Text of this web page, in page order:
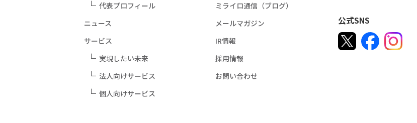
代表プロフィール
ニュース
サービス
実現したい未来
法人向けサービス
個人向けサービス
ミライロ通信（ブログ）
メールマガジン
IR情報
採用情報
お問い合わせ
公式SNS